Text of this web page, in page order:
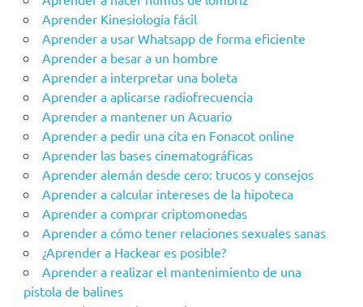
Aprender Kinesiología fácil
Aprender a usar Whatsapp de forma eficiente
Aprender a besar a un hombre
Aprender a interpretar una boleta
Aprender a aplicarse radiofrecuencia
Aprender a mantener un Acuario
Aprender a pedir una cita en Fonacot online
Aprender las bases cinematográficas
Aprender alemán desde cero: trucos y consejos
Aprender a calcular intereses de la hipoteca
Aprender a comprar criptomonedas
Aprender a cómo tener relaciones sexuales sanas
¿Aprender a Hackear es posible?
Aprender a realizar el mantenimiento de una
pistola de balines